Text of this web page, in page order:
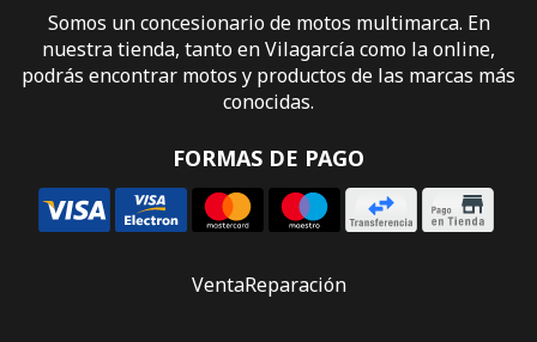
Somos un concesionario de motos multimarca. En
nuestra tienda, tanto en Vilagarcía como la online,
podrás encontrar motos y productos de las marcas más
conocidas.
FORMAS DE PAGO
VentaReparación